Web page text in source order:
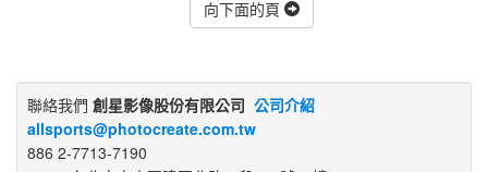
向下面的頁
聯絡我們 創星影像股份有限公司 公司介紹
allsports@photocreate.com.tw
886 2-7713-7190